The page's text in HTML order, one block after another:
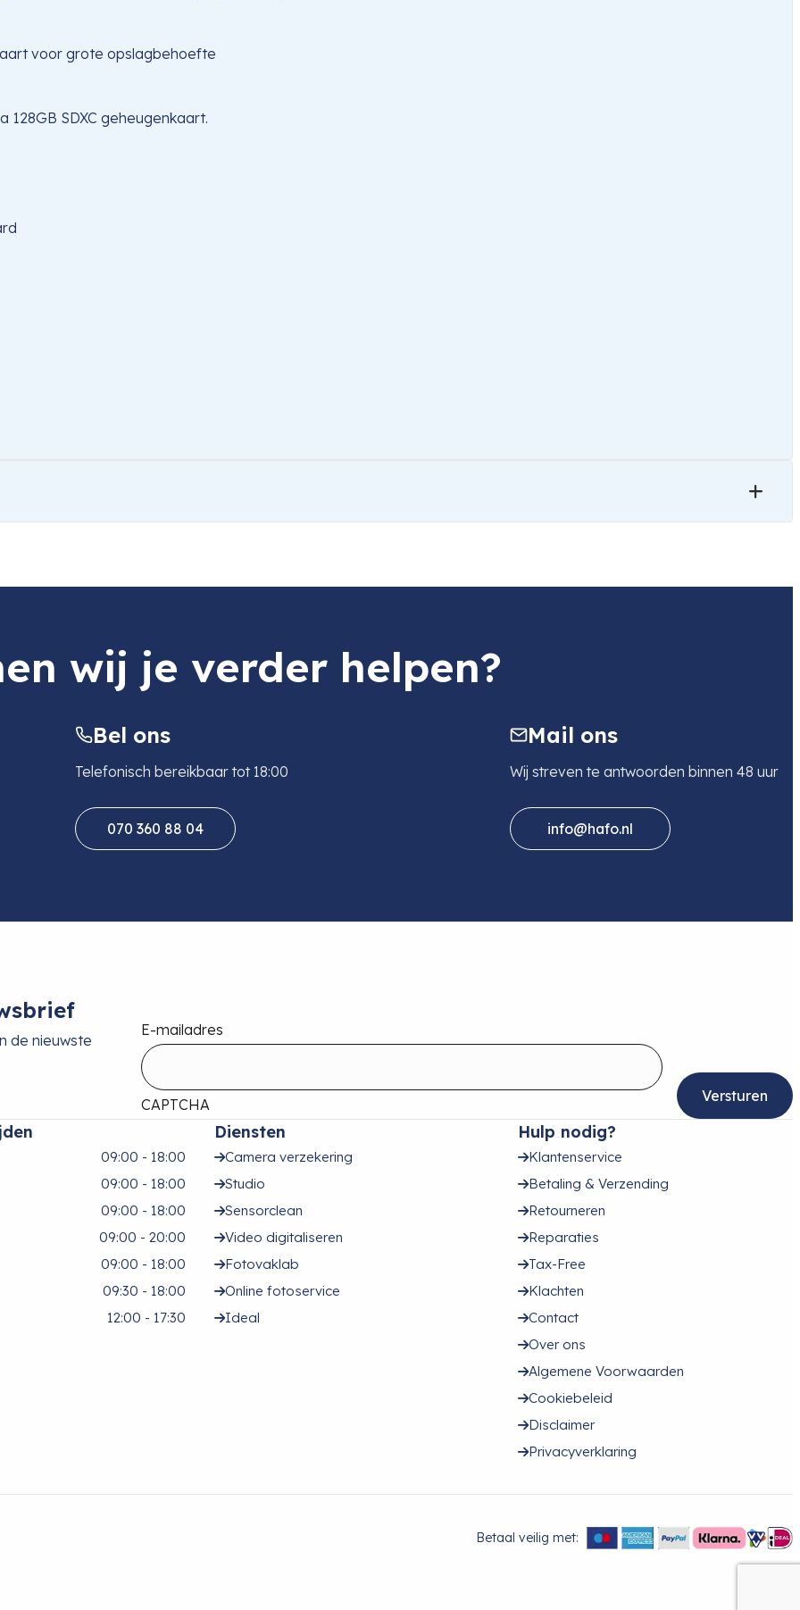
voor grote opslagbehoefte
128GB SDXC geheugenkaart.
Card
wij je verder helpen?
Bel ons
Telefonisch bereikbaar tot 18:00
070 360 88 04
Mail ons
Wij streven te antwoorden binnen 48 uur
info@hafo.nl
de nieuwste
E-mailadres
CAPTCHA
09:00 - 18:00
09:00 - 18:00
09:00 - 18:00
09:00 - 20:00
09:00 - 18:00
09:30 - 18:00
12:00 - 17:30
Diensten
Camera verzekering
Studio
Sensorclean
Video digitaliseren
Fotovaklab
Online fotoservice
Ideal
Hulp nodig?
Klantenservice
Betaling & Verzending
Retourneren
Reparaties
Tax-Free
Klachten
Contact
Over ons
Algemene Voorwaarden
Cookiebeleid
Disclaimer
Privacyverklaring
Betaal veilig met: